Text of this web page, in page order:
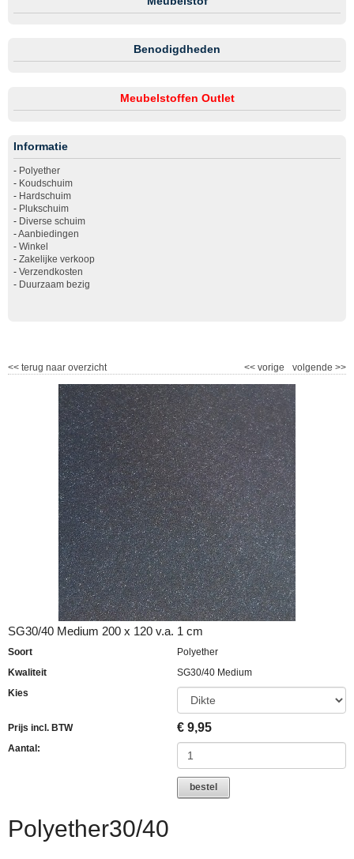
Benodigdheden
Meubelstoffen Outlet
Informatie
- Polyether
- Koudschuim
- Hardschuim
- Plukschuim
- Diverse schuim
-Aanbiedingen
- Winkel
- Zakelijke verkoop
- Verzendkosten
- Duurzaam bezig
<< terug naar overzicht volgende >>
<< vorige
SG30/40 Medium 200 x 120 v.a. 1 cm
Soort
Polyether
Kwaliteit
SG30/40 Medium
Kies
Prijs incl. BTW € 9,95
Aantal:
bestel
Polyether30/40